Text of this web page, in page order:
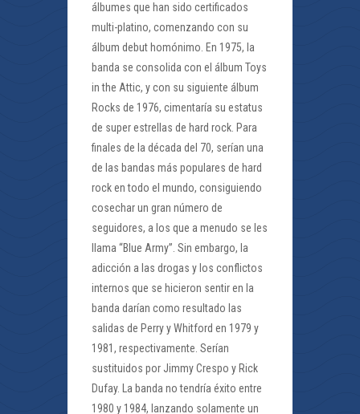
álbumes que han sido certificados
multi-platino, comenzando con su
álbum debut homónimo. En 1975, la
banda se consolida con el álbum Toys
in the Attic, y con su siguiente álbum
Rocks de 1976, cimentaría su estatus
de super estrellas de hard rock. Para
finales de la década del 70, serían una
de las bandas más populares de hard
rock en todo el mundo, consiguiendo
cosechar un gran número de
seguidores, a los que a menudo se les
llama “Blue Army”. Sin embargo, la
adicción a las drogas y los conflictos
internos que se hicieron sentir en la
banda darían como resultado las
salidas de Perry y Whitford en 1979 y
1981, respectivamente. Serían
sustituidos por Jimmy Crespo y Rick
Dufay. La banda no tendría éxito entre
1980 y 1984, lanzando solamente un